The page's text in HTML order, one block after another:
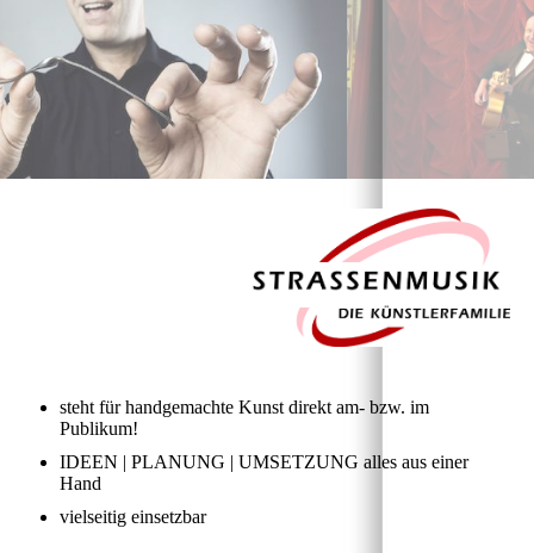
steht für handgemachte Kunst direkt am- bzw. im
Publikum!
IDEEN | PLANUNG | UMSETZUNG alles aus einer
Hand
vielseitig einsetzbar